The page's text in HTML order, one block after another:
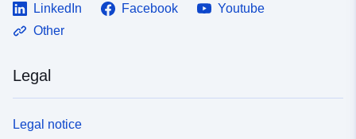
LinkedIn Facebook
Youtube
Other
Legal
Legal notice